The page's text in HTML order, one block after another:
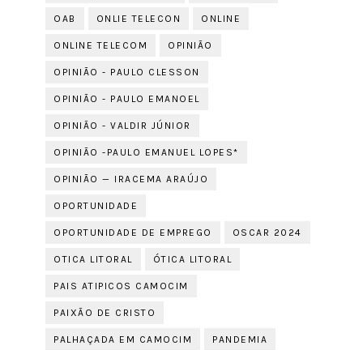
OAB ONLIE TELECON ONLINE
ONLINE TELECOM OPINIÃO
OPINIÃO - PAULO CLESSON
OPINIÃO - PAULO EMANOEL
OPINIÃO - VALDIR JÚNIOR
OPINIÃO -PAULO EMANUEL LOPES*
OPINIÃO — IRACEMA ARAÚJO
OPORTUNIDADE
OPORTUNIDADE DE EMPREGO OSCAR 2024
OTICA LITORAL ÓTICA LITORAL
PAIS ATIPICOS CAMOCIM
PAIXÃO DE CRISTO
PALHAÇADA EM CAMOCIM PANDEMIA